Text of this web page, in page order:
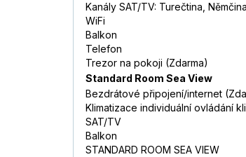
Kanály SAT/TV: Turečtina,
WiFi
Balkon
Telefon
Trezor na pokoji (Zdarma)
Standard Room Sea View
Bezdrátové připojení/internet
Klimatizace individuální ovládání
SAT/TV
Balkon
STANDARD ROOM SEA VIEW